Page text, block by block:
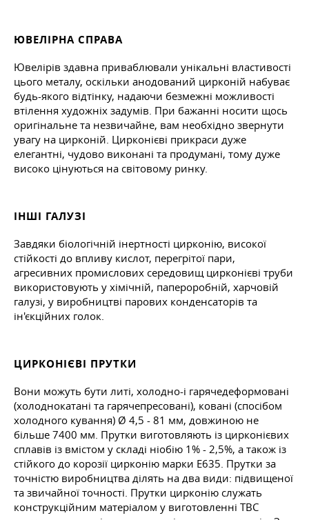
ЮВЕЛІРНА СПРАВА
Ювелірів здавна приваблювали унікальні властивості
цього металу, оскільки анодований цирконій набуває
будь-якого відтінку, надаючи безмежні можливості
втілення художніх задумів. При бажанні носити щось
оригінальне та незвичайне, вам необхідно звернути
увагу на цирконій. Цирконієві прикраси дуже
елегантні, чудово виконані та продумані, тому дуже
високо цінуються на світовому ринку.
ІНШІ ГАЛУЗІ
Завдяки біологічній інертності цирконію, високої
стійкості до впливу кислот, перегрітої пари,
агресивних промислових середовищ цирконієві труби
використовують у хімічній, папероробній, харчовій
галузі, у виробництві парових конденсаторів та
ін'єкційних голок.
ЦИРКОНІЄВІ ПРУТКИ
Вони можуть бути литі, холодно-і гарячедеформовані
(холоднокатані та гарячепресовані), ковані (спосібом
холодного кування) Ø 4,5 - 81 мм, довжиною не
більше 7400 мм. Прутки виготовляють із цирконієвих
сплавів із вмістом у складі ніобію 1% - 2,5%, а також із
стійкого до корозії цирконію марки Е635. Прутки за
точністю виробництва ділять на два види: підвищеної
та звичайної точності. Прутки цирконію служать
конструкційним матеріалом у виготовленні ТВС